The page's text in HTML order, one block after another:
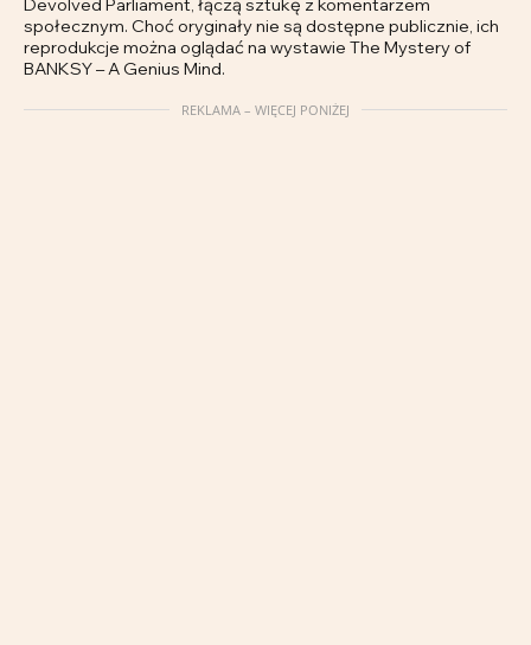
społecznym. Choć oryginały nie są dostępne publicznie, ich
reprodukcje można oglądać na wystawie The Mystery of
BANKSY – A Genius Mind.
REKLAMA – WIĘCEJ PONIŻEJ